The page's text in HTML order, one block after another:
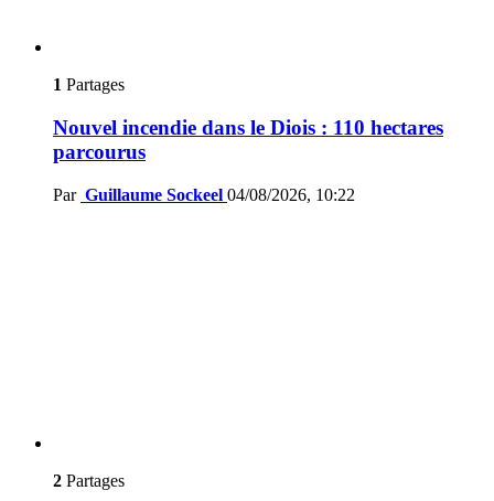
1 Partages
Nouvel incendie dans le Diois : 110 hectares
parcourus
Par Guillaume Sockeel 04/08/2026, 10:22
2 Partages